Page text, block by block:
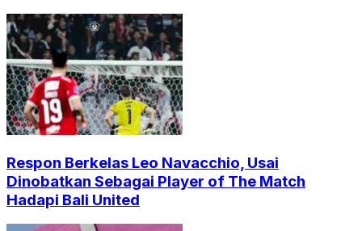
Respon Berkelas Leo Navacchio, Usai
Dinobatkan Sebagai Player of The Match
Hadapi Bali United